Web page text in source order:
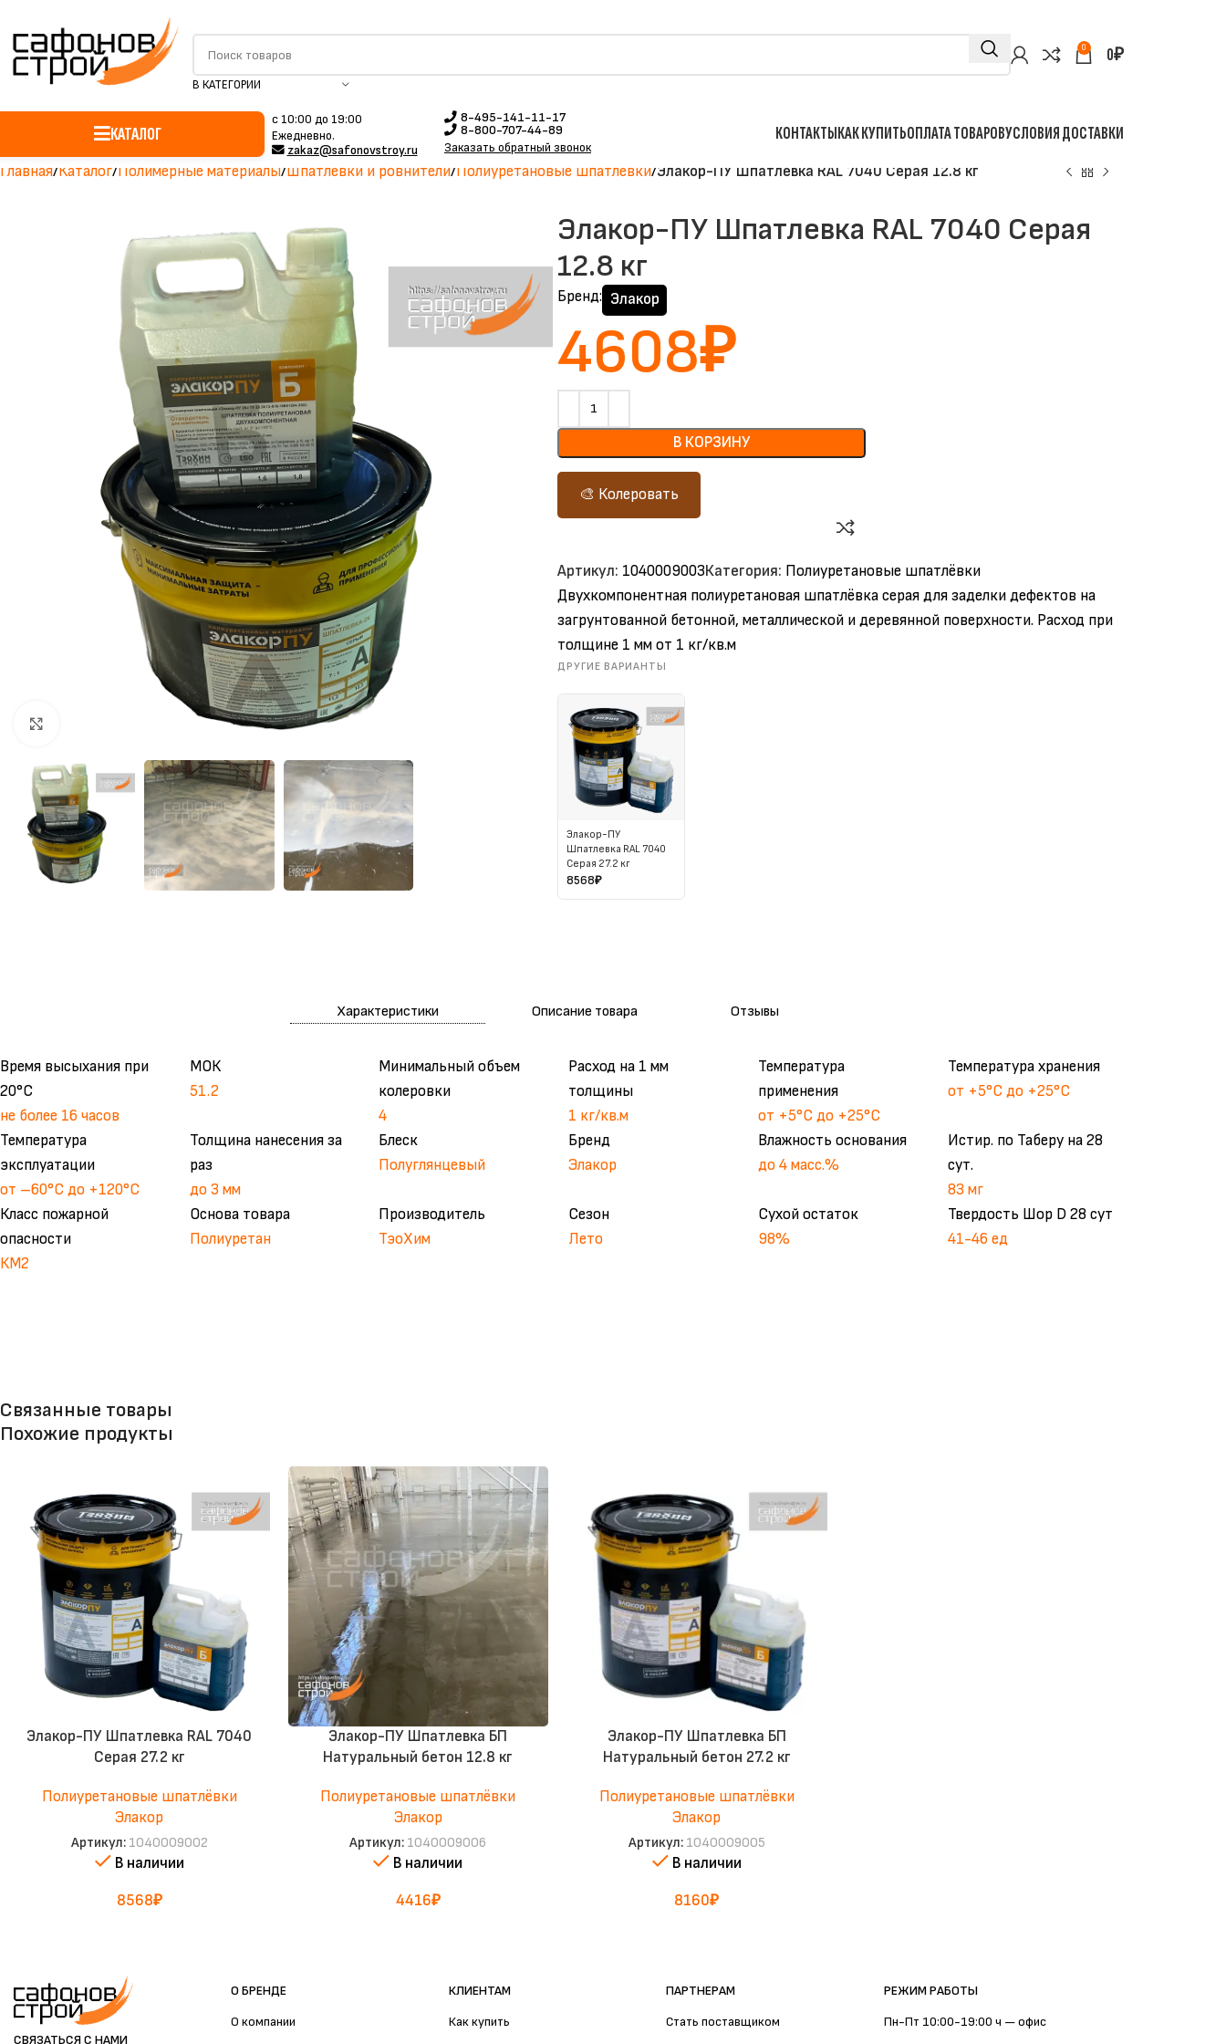
В КАТЕГОРИИ
0 0₽
КАТАЛОГ
c 10:00 до 19:00
Ежедневно.
zakaz@safonovstroy.ru
8-495-141-11-17
8-800-707-44-89
Заказать обратный звонок
КОНТАКТЫКАК КУПИТЬОПЛАТА ТОВАРОВУСЛОВИЯ ДОСТАВКИ
Главная Каталог Полимерные материалы Шпатлёвки и ровнители Полиуретановые шпатлёвки Элакор-ПУ Шпатлевка RAL 7040 Серая 12.8 кг
Нажмите, чтобы увеличить
Элакор-ПУ Шпатлевка RAL 7040 Серая
12.8 кг
Бренд: Элакор
4608₽
В КОРЗИНУ
🎨 Колеровать
Артикул: 1040009003Категория: Полиуретановые шпатлёвки
Двухкомпонентная полиуретановая шпатлёвка серая для заделки дефектов на
загрунтованной бетонной, металлической и деревянной поверхности. Расход при
толщине 1 мм от 1 кг/кв.м
ДРУГИЕ ВАРИАНТЫ
Элакор-ПУ
Шпатлевка RAL 7040
Серая 27.2 кг
8568₽
Характеристики Описание товара Отзывы
Время высыхания при
20°С
не более 16 часов
МОК
51.2
Минимальный объем
колеровки
4
Расход на 1 мм
толщины
1 кг/кв.м
Температура
применения
от +5°С до +25°С
Температура хранения
от +5°С до +25°С
Температура
эксплуатации
от –60°С до +120°С
Толщина нанесения за
раз
до 3 мм
Блеск
Полуглянцевый
Бренд
Элакор
Влажность основания
до 4 масс.%
Истир. по Таберу на 28
сут.
83 мг
Класс пожарной
опасности
КМ2
Основа товара
Полиуретан
Производитель
ТэоХим
Сезон
Лето
Сухой остаток
98%
Твердость Шор D 28 сут
41-46 ед
Связанные товары
Похожие продукты
Элакор-ПУ Шпатлевка RAL 7040
Серая 27.2 кг
Полиуретановые шпатлёвки
Элакор
Артикул: 1040009002
В наличии
8568₽
Элакор-ПУ Шпатлевка БП
Натуральный бетон 12.8 кг
Полиуретановые шпатлёвки
Элакор
Артикул: 1040009006
В наличии
4416₽
Элакор-ПУ Шпатлевка БП
Натуральный бетон 27.2 кг
Полиуретановые шпатлёвки
Элакор
Артикул: 1040009005
В наличии
8160₽
СВЯЗАТЬСЯ С НАМИ
О БРЕНДЕ
О компании
КЛИЕНТАМ
Как купить
ПАРТНЕРАМ
Стать поставщиком
РЕЖИМ РАБОТЫ
Пн-Пт 10:00-19:00 ч — офис